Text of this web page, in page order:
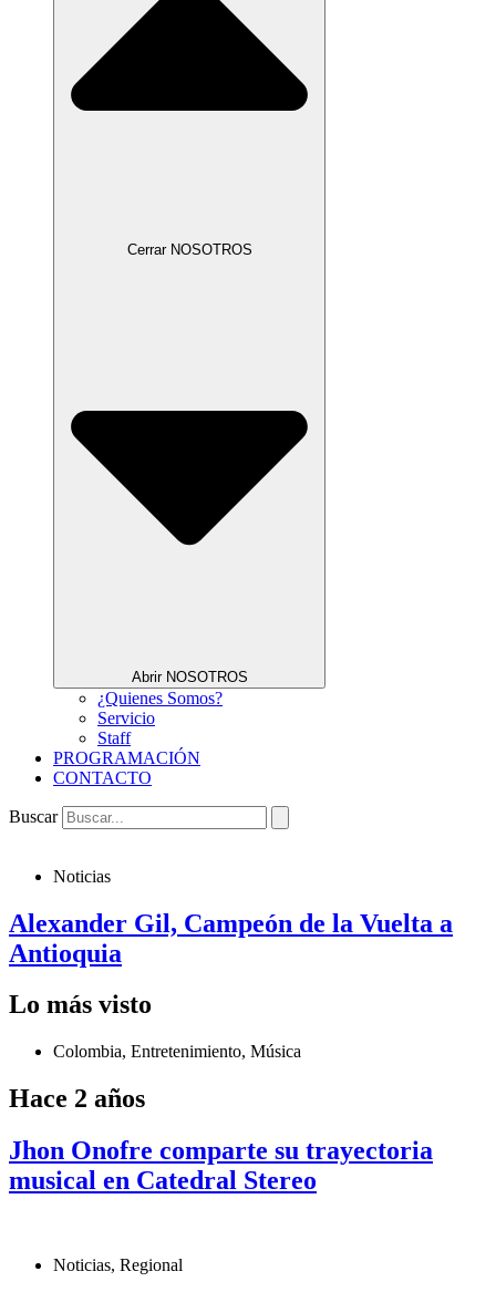
Cerrar NOSOTROS
Abrir NOSOTROS
¿Quienes Somos?
Servicio
Staff
PROGRAMACIÓN
CONTACTO
Buscar
Noticias
Alexander Gil, Campeón de la Vuelta a
Antioquia
Lo más visto
Colombia, Entretenimiento, Música
Hace 2 años
Jhon Onofre comparte su trayectoria
musical en Catedral Stereo
Noticias, Regional